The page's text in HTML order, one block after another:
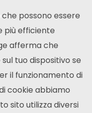
possono essere
più efficiente
afferma che
tuo dispositivo se
il funzionamento di
cookie abbiamo
sito utilizza diversi